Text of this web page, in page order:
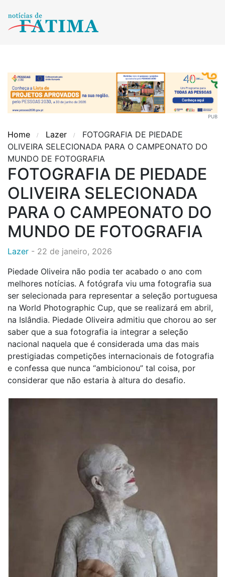
PUB
Home Lazer
FOTOGRAFIA DE PIEDADE
OLIVEIRA SELECIONADA PARA O CAMPEONATO DO
MUNDO DE FOTOGRAFIA
FOTOGRAFIA DE PIEDADE
OLIVEIRA SELECIONADA
PARA O CAMPEONATO DO
MUNDO DE FOTOGRAFIA
Lazer - 22 de janeiro, 2026
Piedade Oliveira não podia ter acabado o ano com
melhores notícias. A fotógrafa viu uma fotografia sua
ser selecionada para representar a seleção portuguesa
na World Photographic Cup, que se realizará em abril,
na Islândia. Piedade Oliveira admitiu que chorou ao ser
saber que a sua fotografia ia integrar a seleção
nacional naquela que é considerada uma das mais
prestigiadas competições internacionais de fotografia
e confessa que nunca “ambicionou” tal coisa, por
considerar que não estaria à altura do desafio.